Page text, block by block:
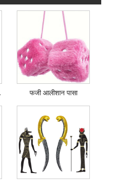
फजी आलीशान पासा